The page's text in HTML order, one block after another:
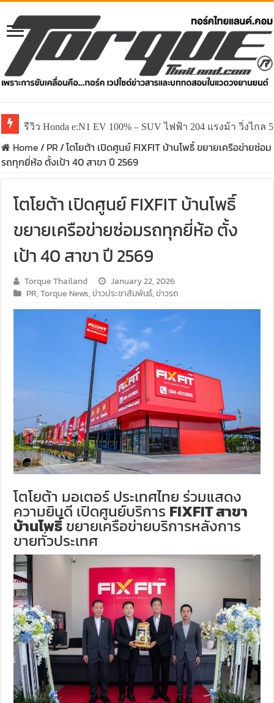
รีวิว Honda e:N1 EV 100% – SUV ไฟฟ้า 204 แรงม้า วิ่งไกล
รีวิว ลองขับ All New GWM HAVAL H6 ปรับโฉมหน้าใหม่
Home/ PR/โตโยต้า เปิดศูนย์ FIXFIT บ้านโพธิ์ ขยายเครือข่ายซ่อม
รถทุกยี่ห้อ ตั้งเป้า 40 สาขา ปี 2569
โตโยต้า เปิดศูนย์ FIXFIT บ้านโพธิ์
ขยายเครือข่ายซ่อมรถทุกยี่ห้อ ตั้ง
เป้า 40 สาขา ปี 2569
Torque Thailand
January 22, 2026
PR,Torque News,ข่าวประชาสัมพันธ์,ข่าวรถ
โตโยต้า มอเตอร์ ประเทศไทย ร่วมแสดง
ความยินดี เปิดศูนย์บริการ FIXFIT สาขา
บ้านโพธิ์ขยายเครือข่ายบริการหลังการ
ขายทั่วประเทศ